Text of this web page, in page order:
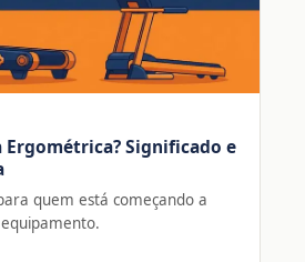
Ergométrica? Significado e
quem está começando a